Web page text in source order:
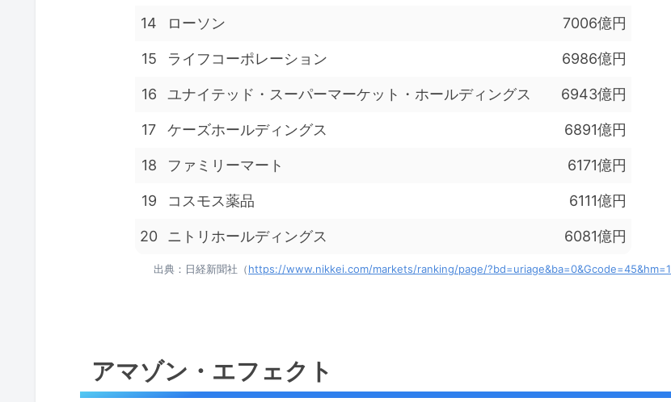
14 ローソン 7006億円
15 ライフコーポレーション 6986億円
16 ユナイテッド・スーパーマーケット・ホールディングス 6943億円
17 ケーズホールディングス 6891億円
18 ファミリーマート 6171億円
19 コスモス薬品 6111億円
20 ニトリホールディングス 6081億円
出典：日経新聞社（https://www.nikkei.com/markets/ranking/page/?bd=uriage&ba=0&Gcode=45&hm=1
アマゾン・エフェクト